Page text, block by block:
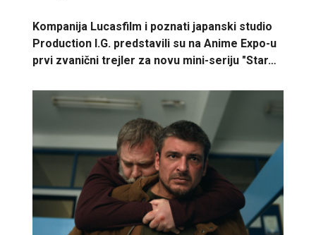
Kompanija Lucasfilm i poznati japanski studio
Production I.G. predstavili su na Anime Expo-u
prvi zvanični trejler za novu mini-seriju "Star…